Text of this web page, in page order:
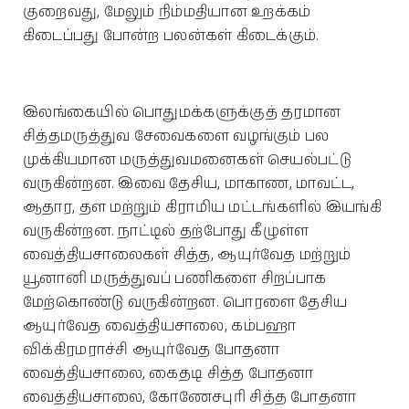
குறைவது, மேலும் நிம்மதியான உறக்கம்
கிடைப்பது போன்ற பலன்கள் கிடைக்கும்.
இலங்கையில் பொதுமக்களுக்குத் தரமான
சித்தமருத்துவ சேவைகளை வழங்கும் பல
முக்கியமான மருத்துவமனைகள் செயல்பட்டு
வருகின்றன. இவை தேசிய, மாகாண, மாவட்ட,
ஆதார, தள மற்றும் கிராமிய மட்டங்களில் இயங்கி
வருகின்றன. நாட்டில் தற்போது கீழுள்ள
வைத்தியசாலைகள் சித்த, ஆயுர்வேத மற்றும்
யூனானி மருத்துவப் பணிகளை சிறப்பாக
மேற்கொண்டு வருகின்றன. பொரளை தேசிய
ஆயுர்வேத வைத்தியசாலை, கம்பஹா
விக்கிரமராச்சி ஆயுர்வேத போதனா
வைத்தியசாலை, கைதடி சித்த போதனா
வைத்தியசாலை, கோணேசபுரி சித்த போதனா